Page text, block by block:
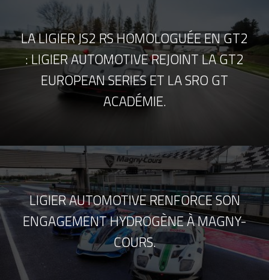
LA LIGIER JS2 RS HOMOLOGUÉE EN GT2
: LIGIER AUTOMOTIVE REJOINT LA GT2
EUROPEAN SERIES ET LA SRO GT
ACADÉMIE.
LIGIER AUTOMOTIVE RENFORCE SON
ENGAGEMENT HYDROGÈNE À MAGNY-
COURS.